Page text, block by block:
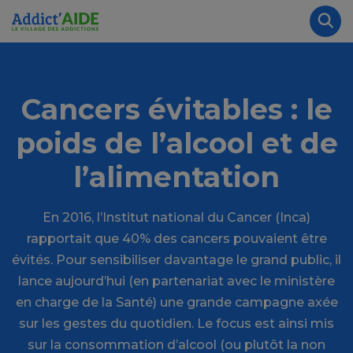
Aller au contenu principal
Cancers évitables : le
poids de l’alcool et de
l’alimentation
En 2016, l’Institut national du Cancer (Inca)
rapportait que 40% des cancers pouvaient être
évités. Pour sensibiliser davantage le grand public, il
lance aujourd’hui (en partenariat avec le ministère
en charge de la Santé) une grande campagne axée
sur les gestes du quotidien. Le focus est ainsi mis
sur la consommation d’alcool (ou plutôt la non
Panneau de gestion des cookies